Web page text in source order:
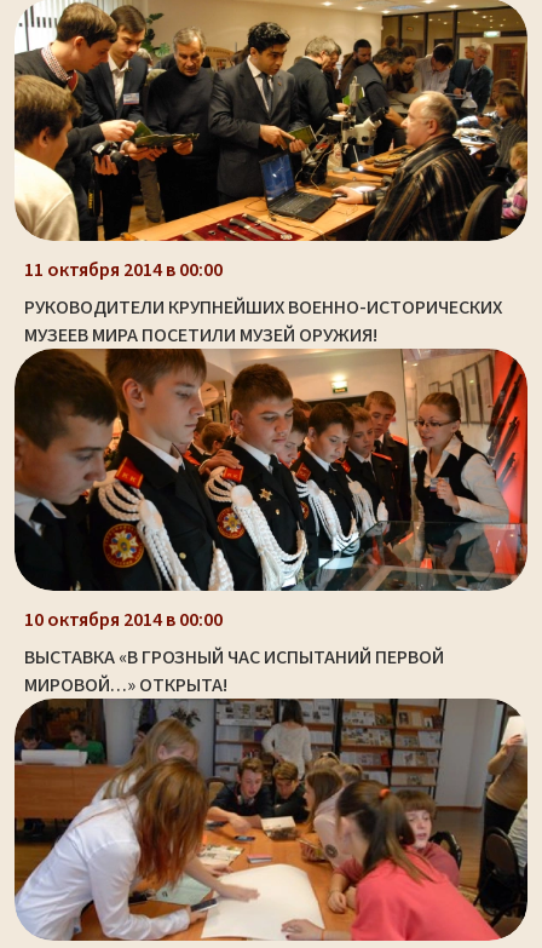
11 октября 2014 в 00:00
РУКОВОДИТЕЛИ КРУПНЕЙШИХ ВОЕННО-ИСТОРИЧЕСКИХ
МУЗЕЕВ МИРА ПОСЕТИЛИ МУЗЕЙ ОРУЖИЯ!
10 октября 2014 в 00:00
ВЫСТАВКА «В ГРОЗНЫЙ ЧАС ИСПЫТАНИЙ ПЕРВОЙ
МИРОВОЙ…» ОТКРЫТА!